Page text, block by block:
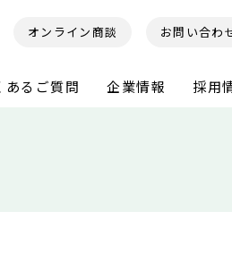
オンライン商談 お問い合わ
あるご質問 企業情報 採用